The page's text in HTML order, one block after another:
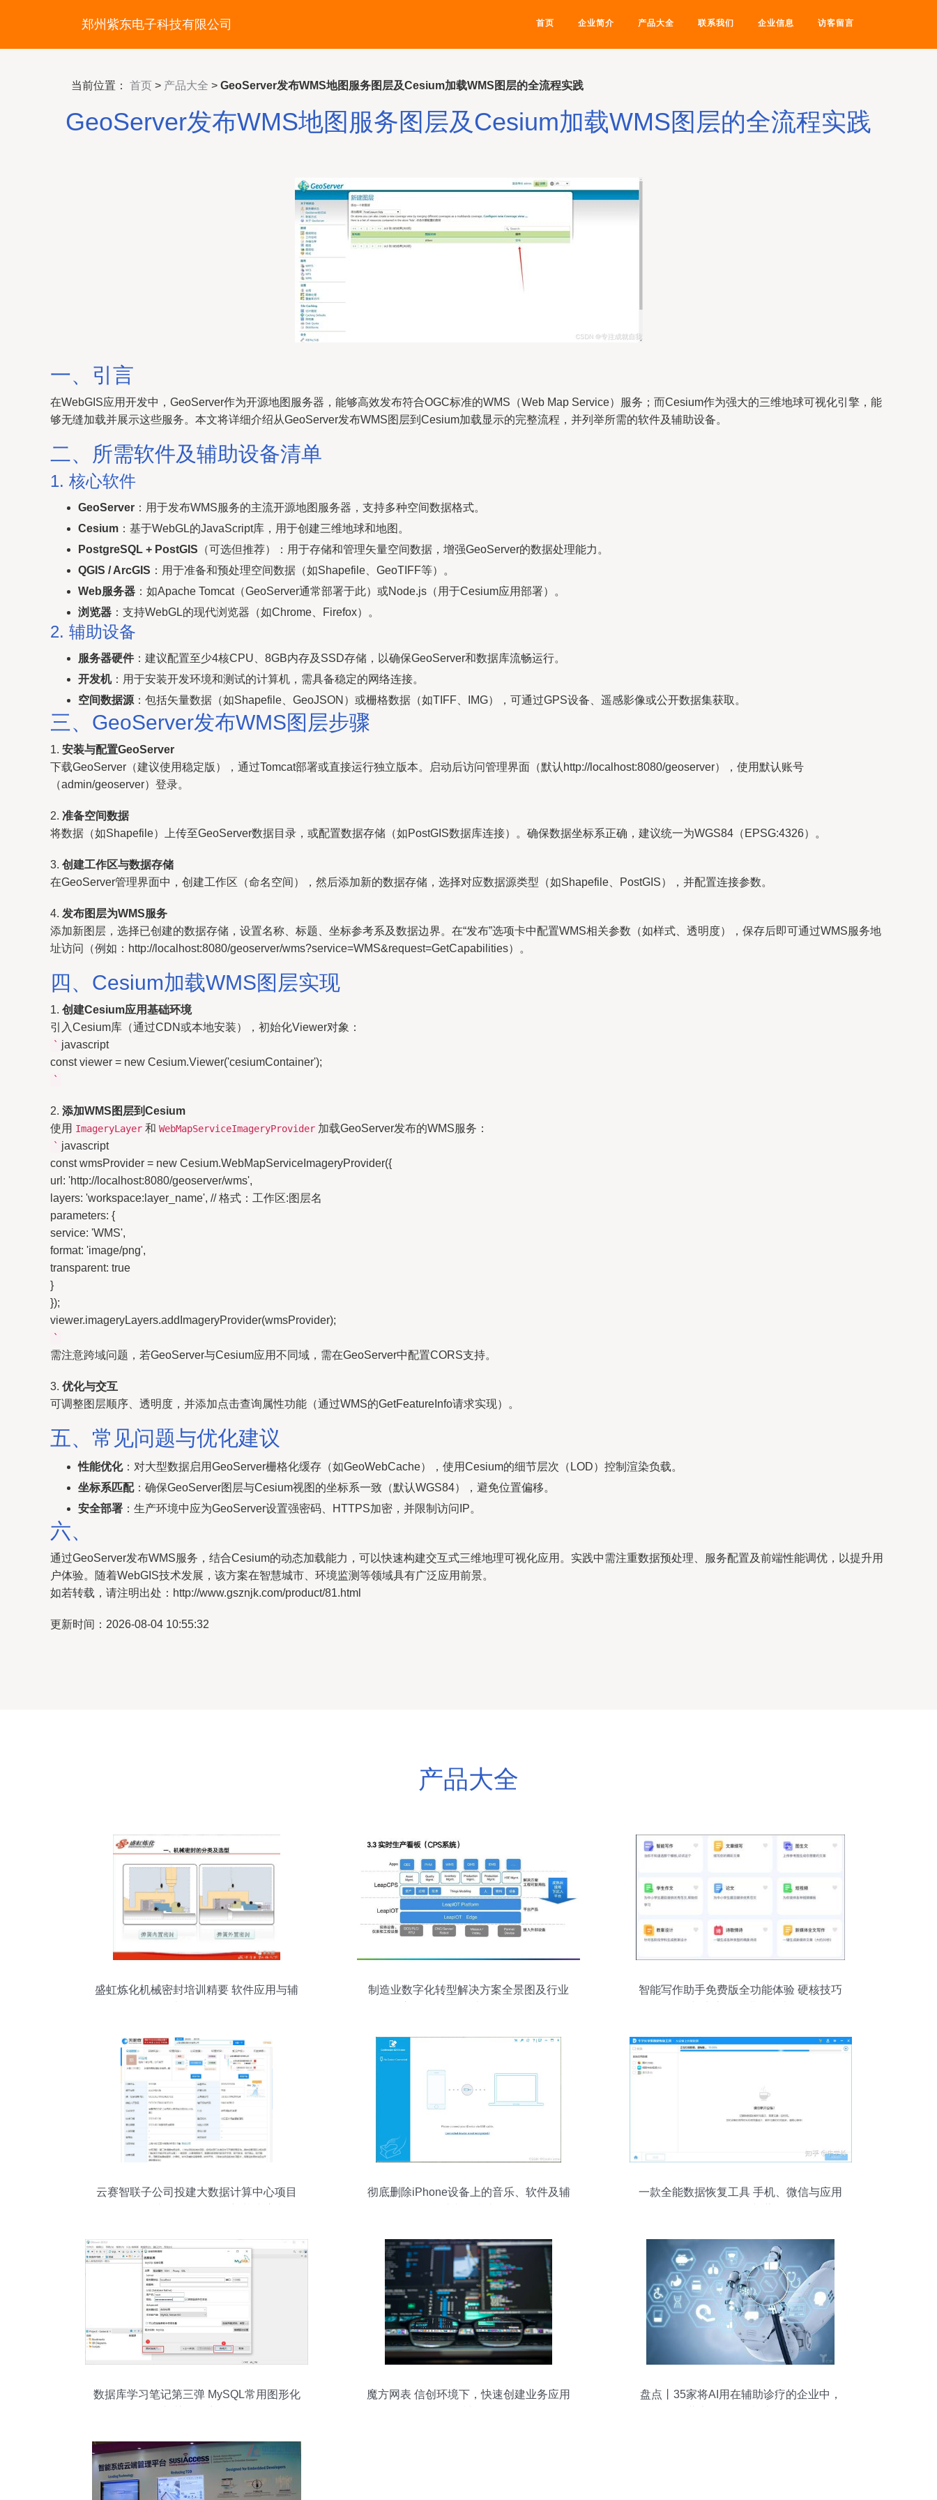
郑州紫东电子科技有限公司 首页 企业简介 产品大全 联系我们 企业信息 访客留言
当前位置： 首页 > 产品大全 > GeoServer发布WMS地图服务图层及Cesium加载WMS图层的全流程实践
GeoServer发布WMS地图服务图层及Cesium加载WMS图层的全流程实践
一、引言
在WebGIS应用开发中，GeoServer作为开源地图服务器，能够高效发布符合OGC标准的WMS（Web Map Service）服务；而Cesium作为强大的三维地球可视化引擎，能
够无缝加载并展示这些服务。本文将详细介绍从GeoServer发布WMS图层到Cesium加载显示的完整流程，并列举所需的软件及辅助设备。
二、所需软件及辅助设备清单
1. 核心软件
GeoServer ：用于发布WMS服务的主流开源地图服务器，支持多种空间数据格式。
Cesium ：基于WebGL的JavaScript库，用于创建三维地球和地图。
PostgreSQL + PostGIS （可选但推荐）：用于存储和管理矢量空间数据，增强GeoServer的数据处理能力。
QGIS / ArcGIS ：用于准备和预处理空间数据（如Shapefile、GeoTIFF等）。
Web服务器 ：如Apache Tomcat（GeoServer通常部署于此）或Node.js（用于Cesium应用部署）。
浏览器 ：支持WebGL的现代浏览器（如Chrome、Firefox）。
2. 辅助设备
服务器硬件：建议配置至少4核CPU、8GB内存及SSD存储，以确保GeoServer和数据库流畅运行。
开发机：用于安装开发环境和测试的计算机，需具备稳定的网络连接。
空间数据源 ：包括矢量数据（如Shapefile、GeoJSON）或栅格数据（如TIFF、IMG），可通过GPS设备、遥感影像或公开数据集获取。
三、GeoServer发布WMS图层步骤
1. 安装与配置GeoServer
下载GeoServer（建议使用稳定版），通过Tomcat部署或直接运行独立版本。启动后访问管理界面（默认http://localhost:8080/geoserver），使用默认账号
（admin/geoserver）登录。
2. 准备空间数据
将数据（如Shapefile）上传至GeoServer数据目录，或配置数据存储（如PostGIS数据库连接）。确保数据坐标系正确，建议统一为WGS84（EPSG:4326）。
3. 创建工作区与数据存储
在GeoServer管理界面中，创建工作区（命名空间），然后添加新的数据存储，选择对应数据源类型（如Shapefile、PostGIS），并配置连接参数。
4. 发布图层为WMS服务
添加新图层，选择已创建的数据存储，设置名称、标题、坐标参考系及数据边界。在“发布”选项卡中配置WMS相关参数（如样式、透明度），保存后即可通过WMS服务地
址访问（例如：http://localhost:8080/geoserver/wms?service=WMS&request=GetCapabilities）。
四、Cesium加载WMS图层实现
1. 创建Cesium应用基础环境
引入Cesium库（通过CDN或本地安装），初始化Viewer对象：
` javascript
const viewer = new Cesium.Viewer('cesiumContainer');
`
2. 添加WMS图层到Cesium
使用 ImageryLayer 和 WebMapServiceImageryProvider 加载GeoServer发布的WMS服务：
` javascript
const wmsProvider = new Cesium.WebMapServiceImageryProvider({
url: 'http://localhost:8080/geoserver/wms',
layers: 'workspace:layer_name', // 格式：工作区:图层名
parameters: {
service: 'WMS',
format: 'image/png',
transparent: true
}
});
viewer.imageryLayers.addImageryProvider(wmsProvider);
`
需注意跨域问题，若GeoServer与Cesium应用不同域，需在GeoServer中配置CORS支持。
3. 优化与交互
可调整图层顺序、透明度，并添加点击查询属性功能（通过WMS的GetFeatureInfo请求实现）。
五、常见问题与优化建议
性能优化：对大型数据启用GeoServer栅格化缓存（如GeoWebCache），使用Cesium的细节层次（LOD）控制渲染负载。
坐标系匹配：确保GeoServer图层与Cesium视图的坐标系一致（默认WGS84），避免位置偏移。
安全部署 ：生产环境中应为GeoServer设置强密码、HTTPS加密，并限制访问IP。
六、
通过GeoServer发布WMS服务，结合Cesium的动态加载能力，可以快速构建交互式三维地理可视化应用。实践中需注重数据预处理、服务配置及前端性能调优，以提升用
户体验。随着WebGIS技术发展，该方案在智慧城市、环境监测等领域具有广泛应用前景。
如若转载，请注明出处：http://www.gsznjk.com/product/81.html
更新时间：2026-08-04 10:55:32
产品大全
盛虹炼化机械密封培训精要 软件应用与辅
制造业数字化转型解决方案全景图及行业
智能写作助手免费版全功能体验 硬核技巧
云赛智联子公司投建大数据计算中心项目
彻底删除iPhone设备上的音乐、软件及辅
一款全能数据恢复工具 手机、微信与应用
数据库学习笔记第三弹 MySQL常用图形化
魔方网表 信创环境下，快速创建业务应用
盘点丨35家将AI用在辅助诊疗的企业中，